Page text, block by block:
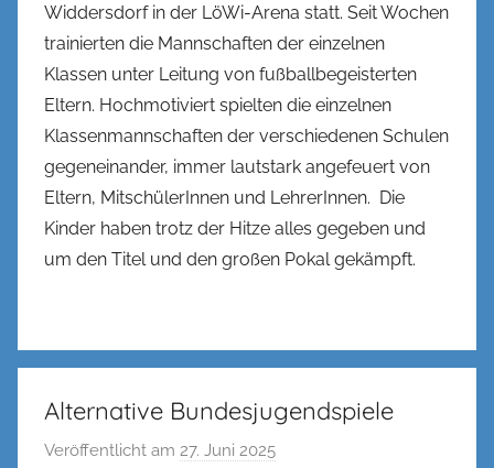
n
k
e
l
Widdersdorf in der LöWi-Arena statt. Seit Wochen
trainierten die Mannschaften der einzelnen
Klassen unter Leitung von fußballbegeisterten
Eltern. Hochmotiviert spielten die einzelnen
Klassenmannschaften der verschiedenen Schulen
gegeneinander, immer lautstark angefeuert von
Eltern, MitschülerInnen und LehrerInnen. Die
Kinder haben trotz der Hitze alles gegeben und
um den Titel und den großen Pokal gekämpft.
Alternative Bundesjugendspiele
Veröffentlicht am 27. Juni 2025